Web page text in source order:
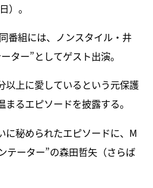
）。
番組には、ノンスタイル・井
ター”としてゲスト出演。
以上に愛しているという元保護
るエピソードを披露する。
に秘められたエピソードに、M
テーター”の森田哲矢（さらば